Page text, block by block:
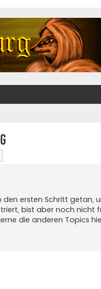
ersten Schritt getan,
bist aber noch nicht
die anderen Topics